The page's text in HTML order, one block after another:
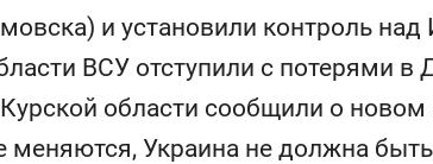
и установили контроль
ВСУ отступили с потерями
области сообщили о новом
меняются, Украина не должна
состоянием как
антихрупких команд